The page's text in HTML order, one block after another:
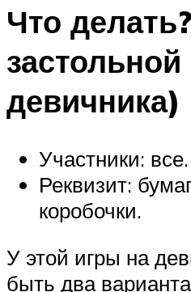
Что
девичника)
Участники: все.
Реквизит:
коробочки.
У этой игры на
быть два